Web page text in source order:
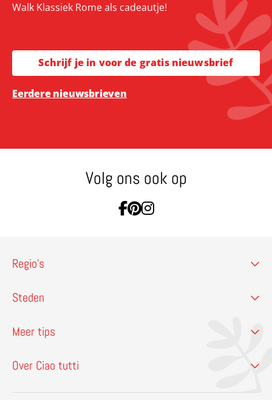
Walk Klassiek Rome als cadeautje!
Schrijf je in voor de gratis nieuwsbrief
Eerdere nieuwsbrieven
Volg ons ook op
Ga naar Facebook
Ga naar Pinterest
Ga naar Instagram
Regio’s
Steden
Meer tips
Over Ciao tutti